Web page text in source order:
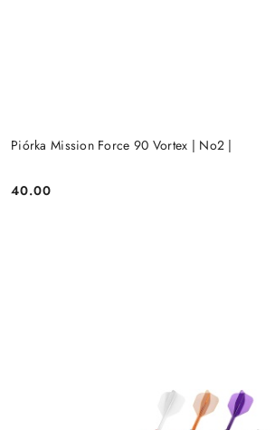
Piórka Mission Force 90 Vortex | No2 |
Cena:
40.00